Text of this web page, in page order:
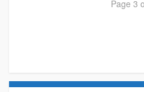
Page 3